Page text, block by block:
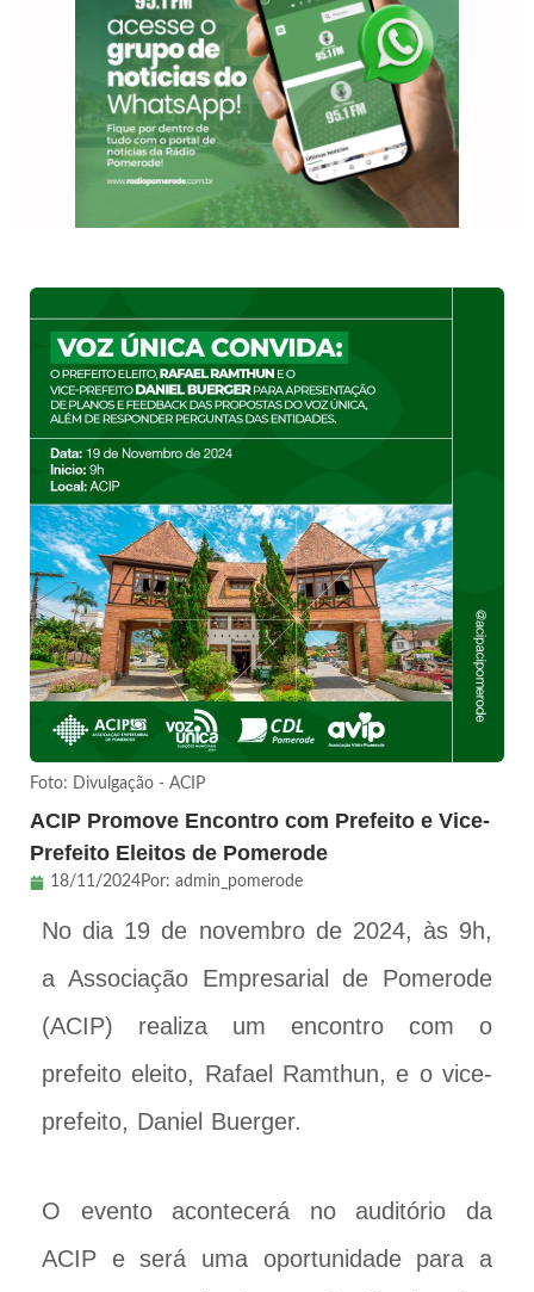
Foto: Divulgação - ACIP
ACIP Promove Encontro com Prefeito e Vice-
Prefeito Eleitos de Pomerode
18/11/2024Por: admin_pomerode
No dia 19 de novembro de 2024, às 9h,
a Associação Empresarial de Pomerode
(ACIP) realiza um encontro com o
prefeito eleito, Rafael Ramthun, e o vice-
prefeito, Daniel Buerger.
O evento acontecerá no auditório da
ACIP e será uma oportunidade para a